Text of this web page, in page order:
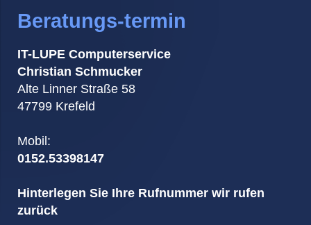
Beratungs-termin
IT-LUPE Computerservice
Christian Schmucker
Alte Linner Straße 58
47799 Krefeld
Mobil:
0152.53398147
Hinterlegen Sie Ihre Rufnummer wir rufen
zurück